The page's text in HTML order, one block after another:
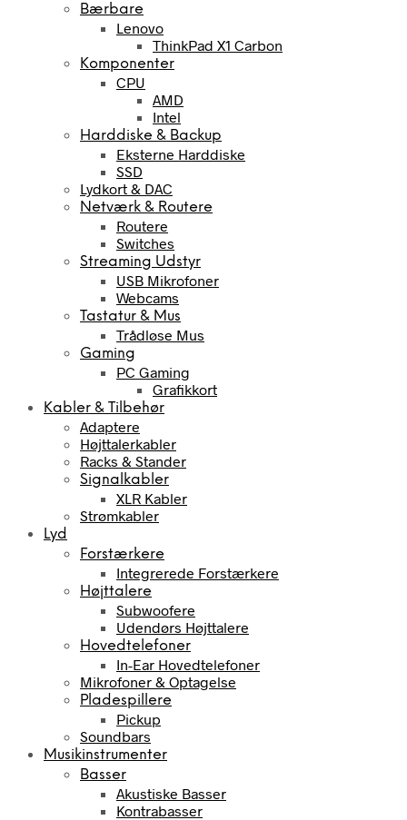
Bærbare
Lenovo
ThinkPad X1 Carbon
Komponenter
CPU
AMD
Intel
Harddiske & Backup
Eksterne Harddiske
SSD
Lydkort & DAC
Netværk & Routere
Routere
Switches
Streaming Udstyr
USB Mikrofoner
Webcams
Tastatur & Mus
Trådløse Mus
Gaming
PC Gaming
Grafikkort
Kabler & Tilbehør
Adaptere
Højttalerkabler
Racks & Stander
Signalkabler
XLR Kabler
Strømkabler
Lyd
Forstærkere
Integrerede Forstærkere
Højttalere
Subwoofere
Udendørs Højttalere
Hovedtelefoner
In-Ear Hovedtelefoner
Mikrofoner & Optagelse
Pladespillere
Pickup
Soundbars
Musikinstrumenter
Basser
Akustiske Basser
Kontrabasser